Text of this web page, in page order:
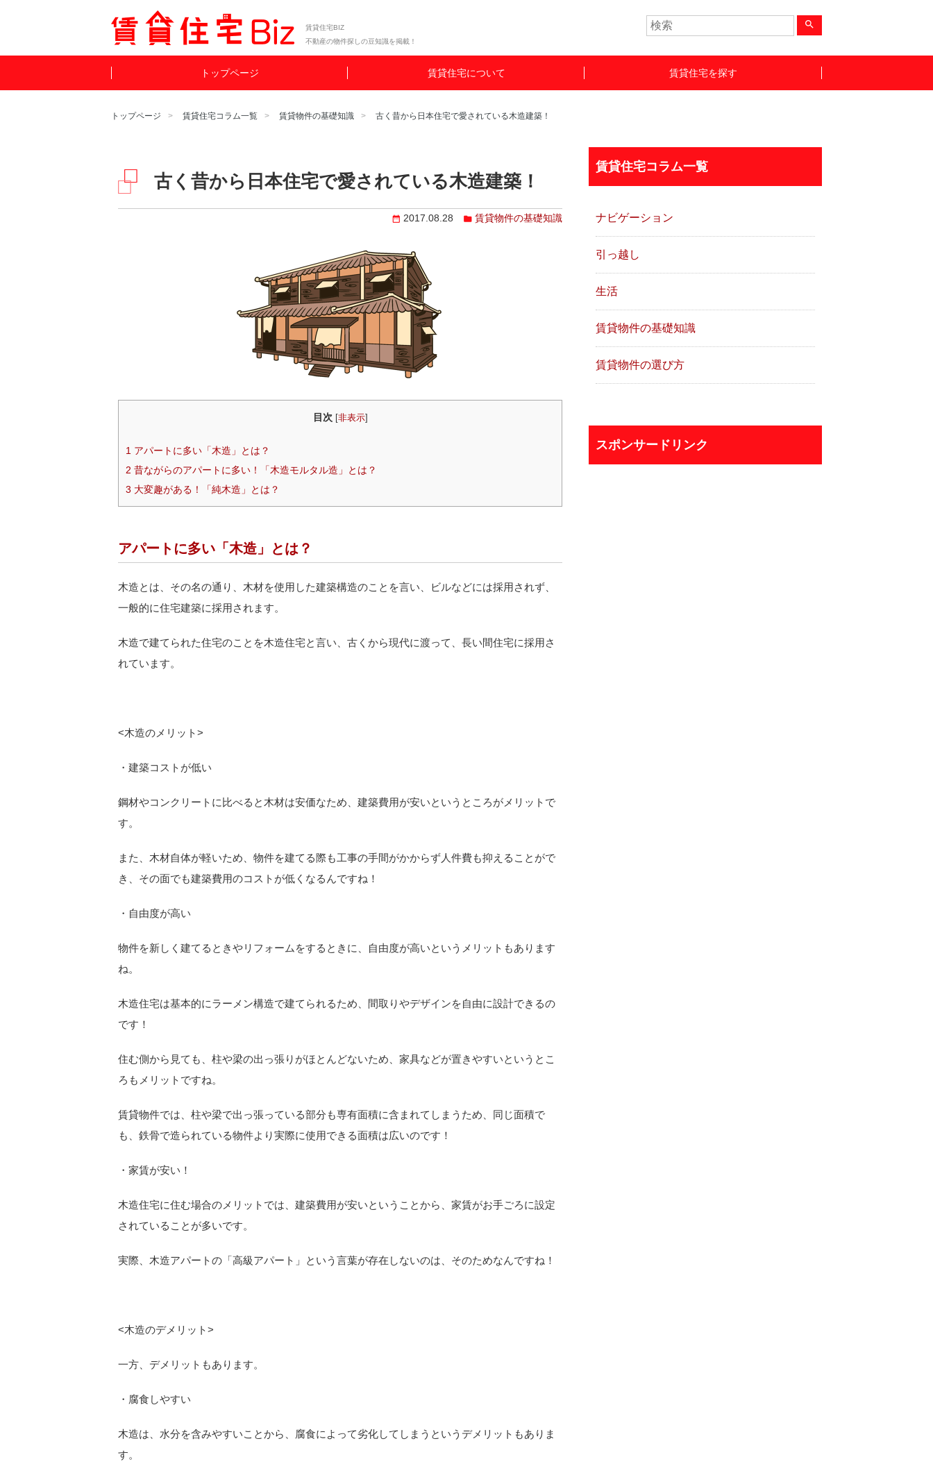
賃貸住宅BIZ
不動産の物件探しの豆知識を掲載！
search
トップページ 賃貸住宅について 賃貸住宅を探す
トップページ 賃貸住宅コラム一覧 賃貸物件の基礎知識 古く昔から日本住宅で愛されている木造建築！
古く昔から日本住宅で愛されている木造建築！
2017.08.28 賃貸物件の基礎知識
目次 [非表示]
1 アパートに多い「木造」とは？
2 昔ながらのアパートに多い！「木造モルタル造」とは？
3 大変趣がある！「純木造」とは？
アパートに多い「木造」とは？
木造とは、その名の通り、木材を使用した建築構造のことを言い、ビルなどには採用されず、
一般的に住宅建築に採用されます。
木造で建てられた住宅のことを木造住宅と言い、古くから現代に渡って、長い間住宅に採用さ
れています。
<木造のメリット>
・建築コストが低い
鋼材やコンクリートに比べると木材は安価なため、建築費用が安いというところがメリットで
す。
また、木材自体が軽いため、物件を建てる際も工事の手間がかからず人件費も抑えることがで
き、その面でも建築費用のコストが低くなるんですね！
・自由度が高い
物件を新しく建てるときやリフォームをするときに、自由度が高いというメリットもあります
ね。
木造住宅は基本的にラーメン構造で建てられるため、間取りやデザインを自由に設計できるの
です！
住む側から見ても、柱や梁の出っ張りがほとんどないため、家具などが置きやすいというとこ
ろもメリットですね。
賃貸物件では、柱や梁で出っ張っている部分も専有面積に含まれてしまうため、同じ面積で
も、鉄骨で造られている物件より実際に使用できる面積は広いのです！
・家賃が安い！
木造住宅に住む場合のメリットでは、建築費用が安いということから、家賃がお手ごろに設定
されていることが多いです。
実際、木造アパートの「高級アパート」という言葉が存在しないのは、そのためなんですね！
<木造のデメリット>
一方、デメリットもあります。
・腐食しやすい
木造は、水分を含みやすいことから、腐食によって劣化してしまうというデメリットもありま
す。
賃貸住宅コラム一覧
ナビゲーション
引っ越し
生活
賃貸物件の基礎知識
賃貸物件の選び方
スポンサードリンク